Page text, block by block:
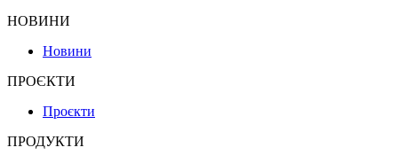
НОВИНИ
Новини
ПРОЄКТИ
Проєкти
ПРОДУКТИ